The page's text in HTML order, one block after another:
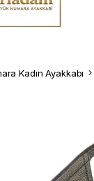
Kadın Ayakkabı